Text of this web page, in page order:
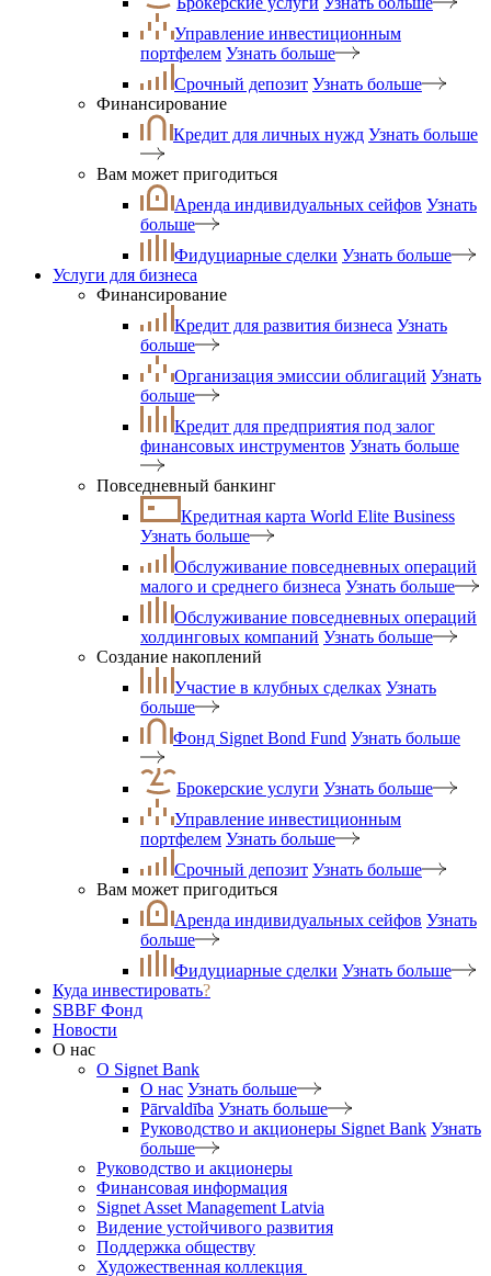
Управление инвестиционным
портфелем Узнать больше
Срочный депозит Узнать больше
Финансирование
Кредит для личных нужд Узнать больше
Вам может пригодиться
Аренда индивидуальных сейфов Узнать
больше
Фидуциарные сделки Узнать больше
Услуги для бизнеса
Финансирование
Кредит для развития бизнеса Узнать
больше
Организация эмиссии облигаций Узнать
больше
Кредит для предприятия под залог
финансовых инструментов Узнать больше
Повседневный банкинг
Кредитная карта World Elite Business
Узнать больше
Обслуживание повседневных операций
малого и среднего бизнеса Узнать больше
Обслуживание повседневных операций
холдинговых компаний Узнать больше
Создание накоплений
Участие в клубных сделках Узнать
больше
Фонд Signet Bond Fund Узнать больше
Брокерские услуги Узнать больше
Управление инвестиционным
портфелем Узнать больше
Срочный депозит Узнать больше
Вам может пригодиться
Аренда индивидуальных сейфов Узнать
больше
Фидуциарные сделки Узнать больше
Куда инвестировать?
SBBF Фонд
Новости
О нас
O Signet Bank
О нас Узнать больше
Pārvaldība Узнать больше
Руководство и акционеры Signet Bank Узнать
больше
Руководство и акционеры
Финансовая информация
Signet Asset Management Latvia
Видение устойчивого развития
Поддержка обществу
Художественная коллекция